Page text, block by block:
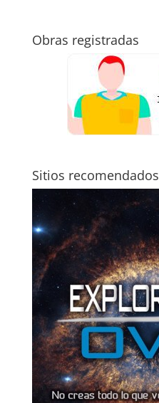
Obras registradas
Sitios recomendados